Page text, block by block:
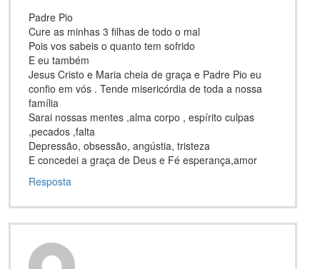
Padre Pio
Cure as minhas 3 filhas de todo o mal
Pois vos sabeis o quanto tem sofrido
E eu também
Jesus Cristo e Maria cheia de graça e Padre Pio eu
confio em vós . Tende misericórdia de toda a nossa
família
Sarai nossas mentes ,alma corpo , espírito culpas
,pecados ,falta
Depressão, obsessão, angústia, tristeza
E concedei a graça de Deus e Fé esperança,amor
Resposta